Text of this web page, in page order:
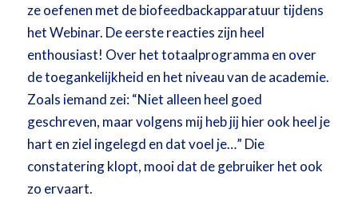
ze oefenen met de biofeedbackapparatuur tijdens
het Webinar. De eerste reacties zijn heel
enthousiast! Over het totaalprogramma en over
de toegankelijkheid en het niveau van de academie.
Zoals iemand zei: “Niet alleen heel goed
geschreven, maar volgens mij heb jij hier ook heel je
hart en ziel ingelegd en dat voel je…” Die
constatering klopt, mooi dat de gebruiker het ook
zo ervaart.